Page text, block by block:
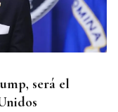
será el